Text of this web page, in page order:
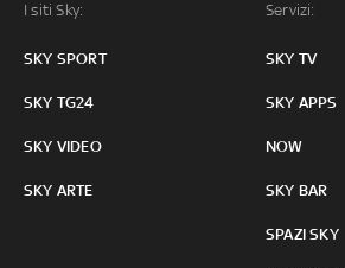
I siti Sky:
SKY SPORT
SKY TG24
SKY VIDEO
SKY ARTE
Servizi:
SKY TV
SKY APPS
NOW
SKY BAR
SPAZI SKY